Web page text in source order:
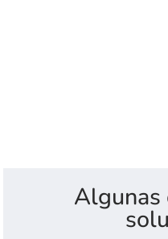
Algunas